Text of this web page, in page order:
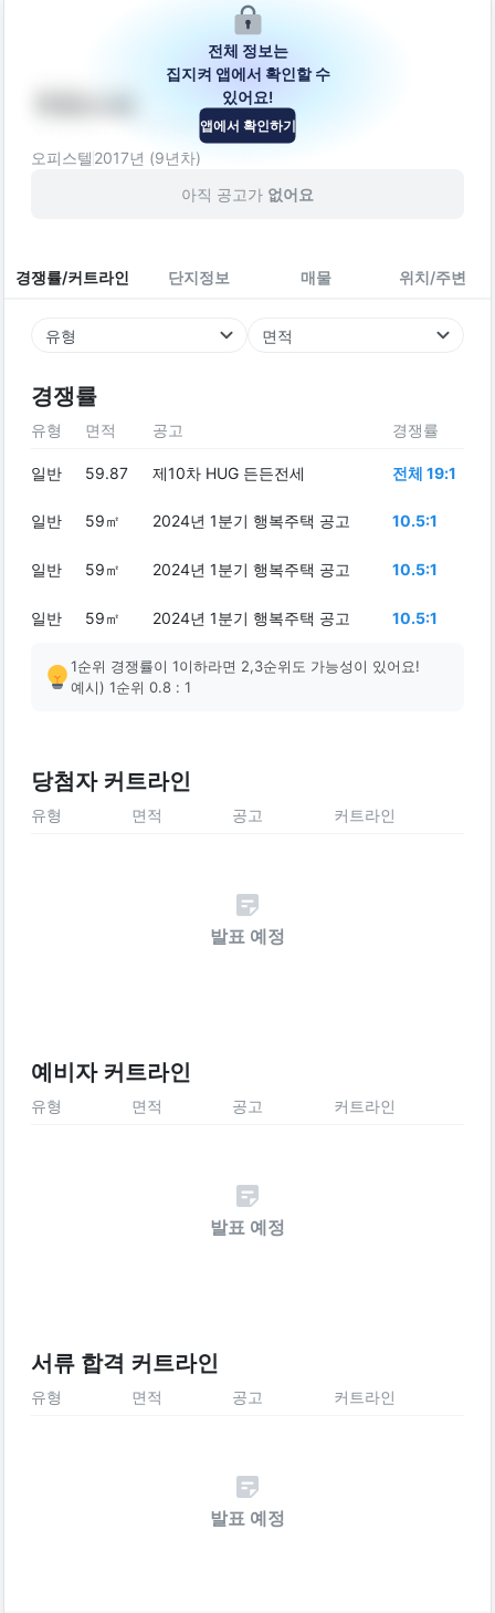
인천광역시 서해구 옻우물로 9
오피스텔 2017년 (9년차)
아직 공고가 없어요
경쟁률/커트라인 단지정보 매물 위치/주변
유형 면적
경쟁률
전체 정보는
집지켜 앱에서 확인할 수
있어요!
앱에서 확인하기
유형 면적 공고 경쟁률
일반 59.87 제10차 HUG 든든전세 전체 19:1
일반 59㎡ 2024년 1분기 행복주택 공고 10.5:1
일반 59㎡ 2024년 1분기 행복주택 공고 10.5:1
일반 59㎡ 2024년 1분기 행복주택 공고 10.5:1
1순위 경쟁률이 1이하라면 2,3순위도 가능성이 있어요!
예시) 1순위 0.8 : 1
당첨자 커트라인
유형 면적 공고 커트라인
발표 예정
예비자 커트라인
유형 면적 공고 커트라인
발표 예정
서류 합격 커트라인
유형 면적 공고 커트라인
발표 예정